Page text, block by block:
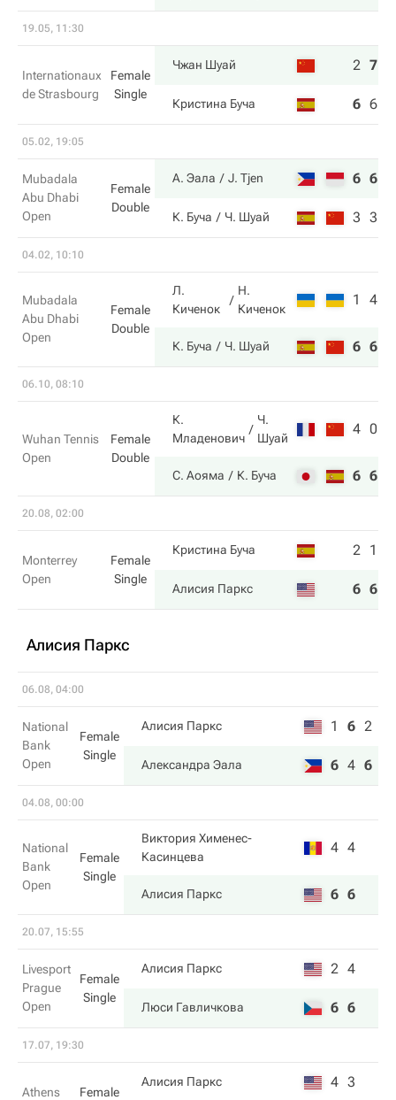
19.05, 11:30
Internationaux
de Strasbourg
Female
Single
Чжан Шуай 2 7
Кристина Буча 6 6
05.02, 19:05
Mubadala
Abu Dhabi
Open
Female
Double
А. Эала J. Tjen 6 6
К. Буча Ч. Шуай 3 3
04.02, 10:10
Mubadala
Abu Dhabi
Open
Female
Double
Л.
Киченок
Н.
Киченок
1 4
К. Буча Ч. Шуай 6 6
06.10, 08:10
Wuhan Tennis
Open
Female
Double
К.
Младенович
Ч.
Шуай
4 0
С. Аояма К. Буча 6 6
20.08, 02:00
Monterrey
Open
Female
Single
Кристина Буча 2 1
Алисия Паркс 6 6
Алисия Паркс
06.08, 04:00
National
Bank
Open
Female
Single
Алисия Паркс 1 6 2
Александра Эала 6 4 6
04.08, 00:00
National
Bank
Open
Female
Single
Виктория Хименес-
Касинцева
4 4
Алисия Паркс 6 6
20.07, 15:55
Livesport
Prague
Open
Female
Single
Алисия Паркс 2 4
Люси Гавличкова 6 6
17.07, 19:30
Athens
Female
Алисия Паркс 4 3